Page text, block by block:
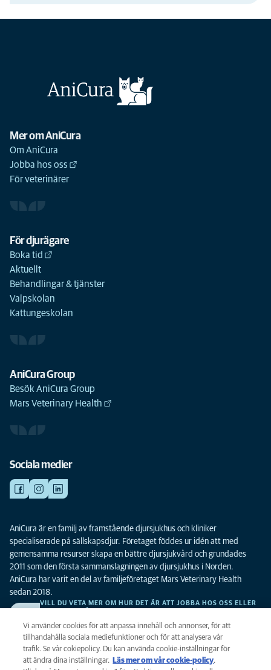
Mer om AniCura
Om AniCura
Jobba hos oss
För veterinärer
För djurägare
Boka tid
Aktuellt
Behandlingar & tjänster
Valpskolan
Kattungeskolan
AniCura Group
Besök AniCura Group
Mars Veterinary Health
Sociala medier
AniCura är en familj av framstående djursjukhus och kliniker
specialiserade på sällskapsdjur. Företaget föddes ur idén att med
gemensamma resurser skapa en bättre djursjukvård och grundades
2011 som den första sammanslagningen av djursjukhus i Norden.
AniCura har varit en del av familjeföretaget Mars Veterinary Health
sedan 2018.
VILL DU VETA MER OM HUR DET ÄR ATT JOBBA HOS OSS ELLER
Vi använder cookies för att anpassa innehåll och annonser, för att
tillhandahålla sociala mediefunktioner och för att analysera vår
trafik. Se vår cokiepolicy. Du kan använda cookie-inställningar för
att ändra dina inställningar.
Läs mer om vår cookie-policy(opens in a
.